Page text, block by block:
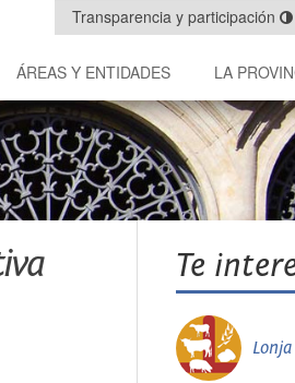
Transparencia y participación
ÁREAS Y ENTIDADES LA
Te